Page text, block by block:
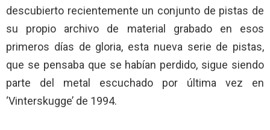
descubierto recientemente un conjunto de pistas de
su propio archivo de material grabado en esos
primeros días de gloria, esta nueva serie de pistas,
que se pensaba que se habían perdido, sigue siendo
parte del metal escuchado por última vez en
‘Vinterskugge’ de 1994.